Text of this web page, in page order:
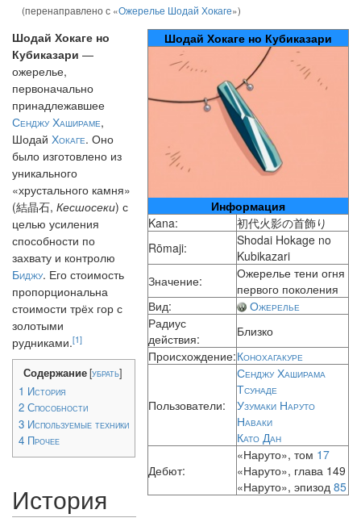
(перенаправлено с «Ожерелье Шодай Хокаге»)
Шодай Хокаге но Кубиказари
Информация
Kana:
初代火影の首飾り
Rōmaji:
Shodai Hokage no
Kubikazari
Значение:
Ожерелье тени огня
первого поколения
Вид:
Ожерелье
Радиус
действия:
Близко
Происхождение:Конохагакуре
Пользователи:
Сенджу Хаширама
Тсунаде
Узумаки Наруто
Наваки
Като Дан
Дебют:
«Наруто», том 17
«Наруто», глава 149
«Наруто», эпизод 85
Шодай Хокаге но
Кубиказари —
ожерелье,
первоначально
принадлежавшее
Сенджу Хашираме,
Шодай Хокаге. Оно
было изготовлено из
уникального
«хрустального камня»
(結晶石, Кесшосеки) с
целью усиления
способности по
захвату и контролю
Биджу. Его стоимость
пропорциональна
стоимости трёх гор с
золотыми
рудниками.[1]
Содержание[убрать]
1 История
2 Способности
3 Используемые техники
4 Прочее
История